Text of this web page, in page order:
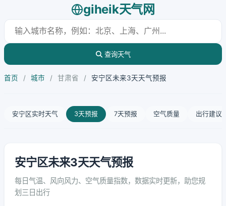
giheik天气网
查询天气
首页 / 城市 / 甘肃省 / 安宁区未来3天天气预报
安宁区实时天气 3天预报 7天预报 空气质量 出行建议
安宁区未来3天天气预报
每日气温、风向风力、空气质量指数，数据实时更新，助您规
划三日出行